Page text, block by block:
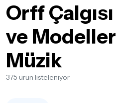
Orff
ve
Müzik
375 ürün listeleniyor